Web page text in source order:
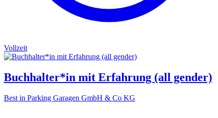
Vollzeit
Buchhalter*in mit Erfahrung (all gender)
Best in Parking Garagen GmbH & Co KG